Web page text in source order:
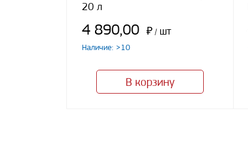
20 л
4 890,00 ₽ / шт
Наличие: >10
В корзину